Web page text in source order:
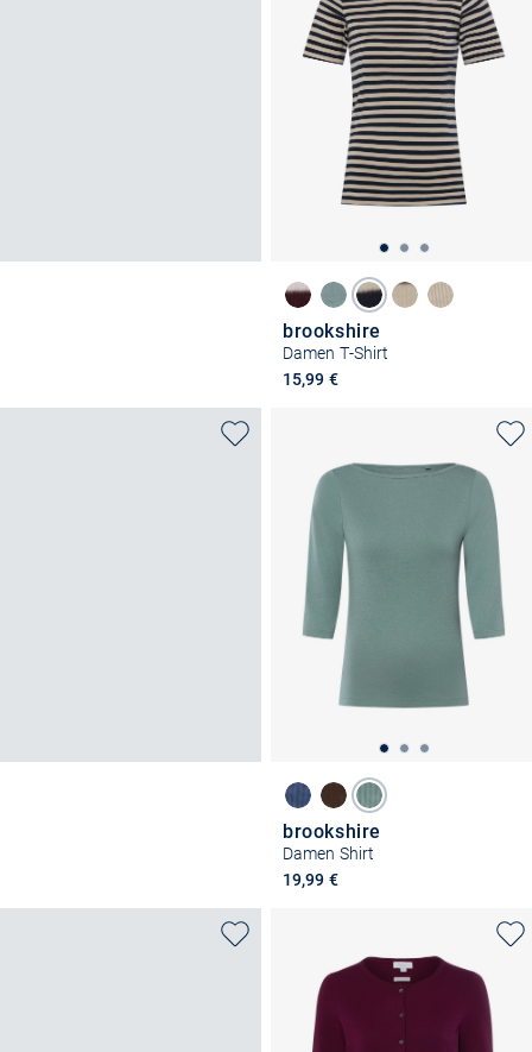
brookshire
Damen T-Shirt
15,99 €
brookshire
Damen Shirt
19,99 €